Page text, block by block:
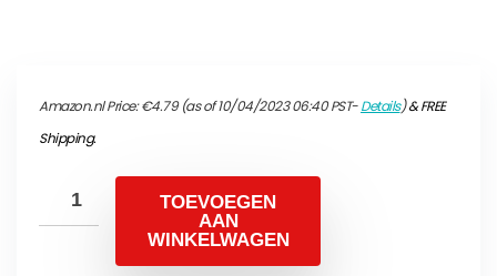
Amazon.nl Price:€4.79(as of 10/04/2023 06:40 PST-Details)&FREE
Shipping.
TOEVOEGEN
AAN
WINKELWAGEN